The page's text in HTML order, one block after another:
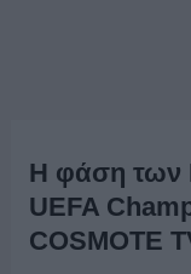
Η φάση των
UEFA
COSMOTE